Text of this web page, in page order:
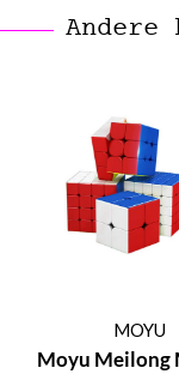
Andere
MOYU
Moyu Meilong